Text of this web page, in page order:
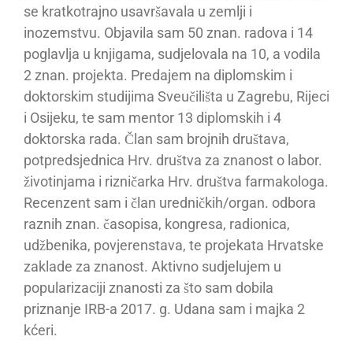
se kratkotrajno usavršavala u zemlji i
inozemstvu. Objavila sam 50 znan. radova i 14
poglavlja u knjigama, sudjelovala na 10, a vodila
2 znan. projekta. Predajem na diplomskim i
doktorskim studijima Sveučilišta u Zagrebu, Rijeci
i Osijeku, te sam mentor 13 diplomskih i 4
doktorska rada. Član sam brojnih društava,
potpredsjednica Hrv. društva za znanost o labor.
životinjama i rizničarka Hrv. društva farmakologa.
Recenzent sam i član uredničkih/organ. odbora
raznih znan. časopisa, kongresa, radionica,
udžbenika, povjerenstava, te projekata Hrvatske
zaklade za znanost. Aktivno sudjelujem u
popularizaciji znanosti za što sam dobila
priznanje IRB-a 2017. g. Udana sam i majka 2
kćeri.